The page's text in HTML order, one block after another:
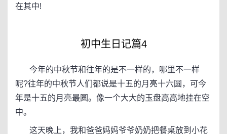
在其中!
初中生日记篇4
今年的中秋节和往年的是不一样的，哪里不一样
呢?往年的中秋节人们都说是十五的月亮十六圆，可今
年是十五的月亮最圆。像一个大大的玉盘高高地挂在空
中。
这天晚上，我和爸爸妈妈爷爷奶奶把餐桌放到小花